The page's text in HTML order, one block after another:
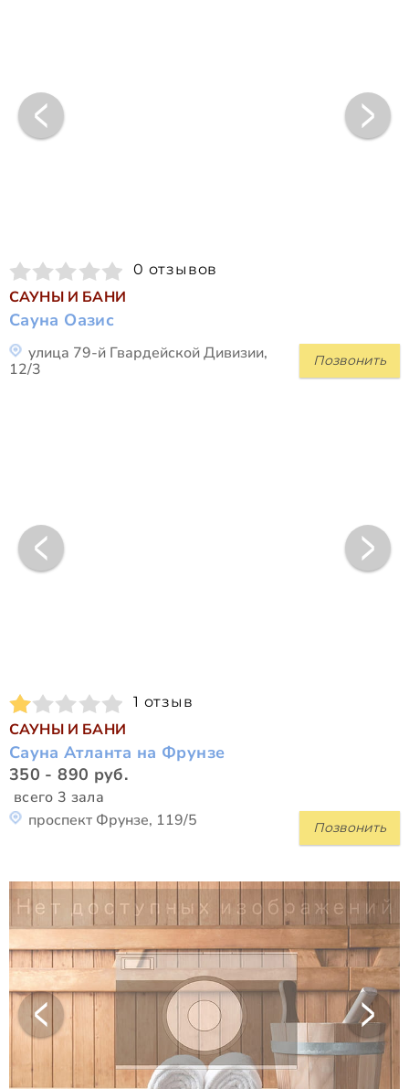
0 отзывов
САУНЫ И БАНИ
Сауна Оазис
Позвонить
улица 79-й Гвардейской Дивизии,
12/3
1 отзыв
САУНЫ И БАНИ
Сауна Атланта на Фрунзе
350 - 890 руб.
всего 3 зала
Позвонить
проспект Фрунзе, 119/5